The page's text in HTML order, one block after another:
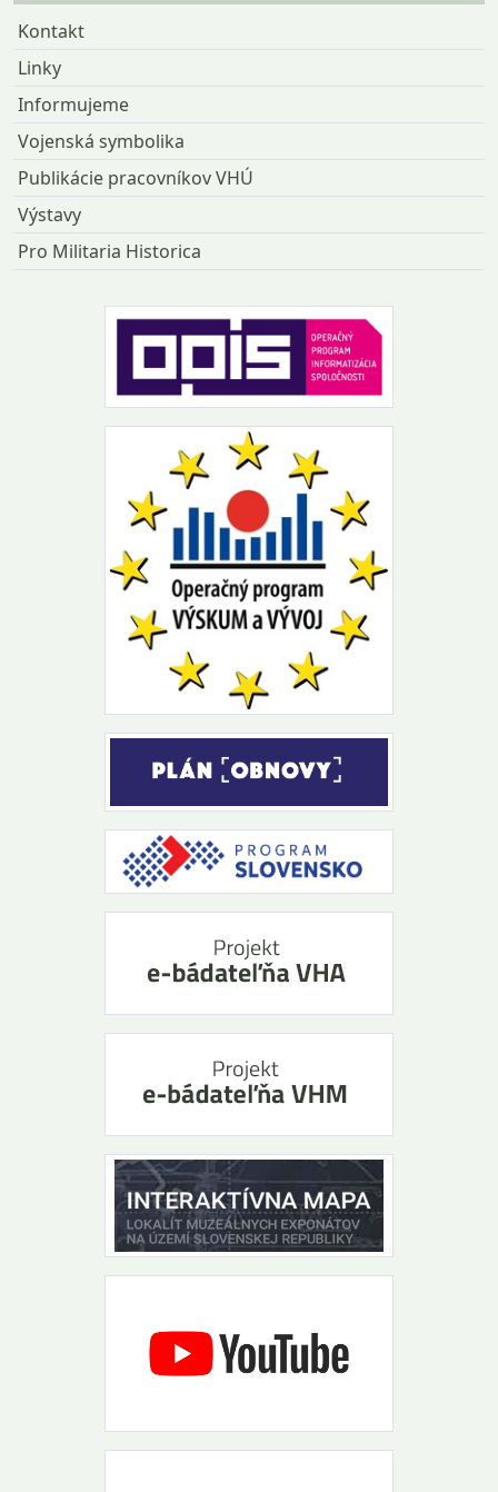
Kontakt
Linky
Informujeme
Vojenská symbolika
Publikácie pracovníkov VHÚ
Výstavy
Pro Militaria Historica